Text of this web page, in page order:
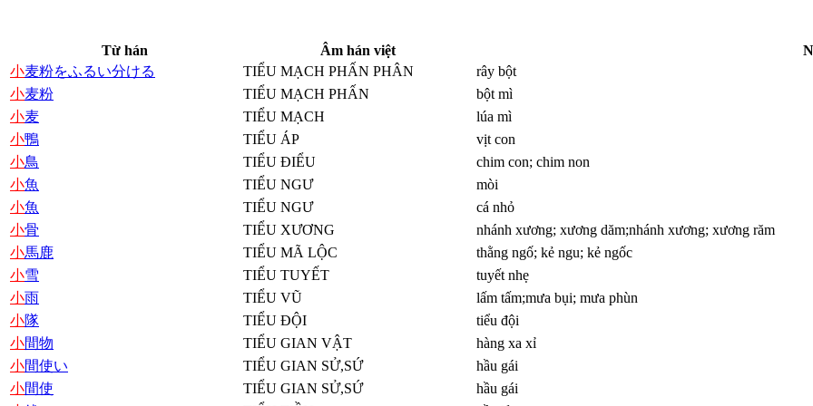
Từ hán
Âm hán việt
小麦粉をふるい分ける TIỂU MẠCH PHẤN PHÂN
rây bột
小麦粉 TIỂU MẠCH PHẤN
bột mì
小麦 TIỂU MẠCH
lúa mì
小鴨 TIỂU ÁP
vịt con
小鳥 TIỂU ĐIỂU
chim con; chim non
小魚 TIỂU NGƯ
mòi
小魚 TIỂU NGƯ
cá nhỏ
小骨 TIỂU XƯƠNG
nhánh xương; xương dăm;nhánh xương; xương răm
小馬鹿 TIỂU MÃ LỘC
thằng ngố; kẻ ngu; kẻ ngốc
小雪 TIỂU TUYẾT
tuyết nhẹ
小雨 TIỂU VŨ
lấm tấm;mưa bụi; mưa phùn
小隊 TIỂU ĐỘI
tiểu đội
小間物 TIỂU GIAN VẬT
hàng xa xỉ
小間使い TIỂU GIAN SỬ,SỨ
hầu gái
小間使 TIỂU GIAN SỬ,SỨ
hầu gái